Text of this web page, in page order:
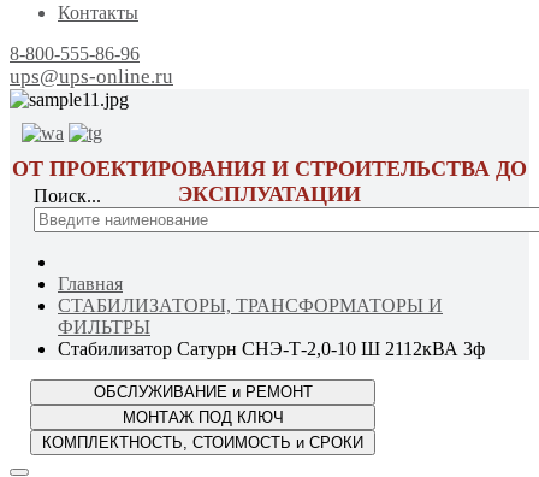
Контакты
8-800-555-86-96
ups@ups-online.ru
ОТ ПРОЕКТИРОВАНИЯ И СТРОИТЕЛЬСТВА ДО
ЭКСПЛУАТАЦИИ
Поиск...
Главная
СТАБИЛИЗАТОРЫ, ТРАНСФОРМАТОРЫ И
ФИЛЬТРЫ
Стабилизатор Сатурн СНЭ-Т-2,0-10 Ш 2112кВА 3ф